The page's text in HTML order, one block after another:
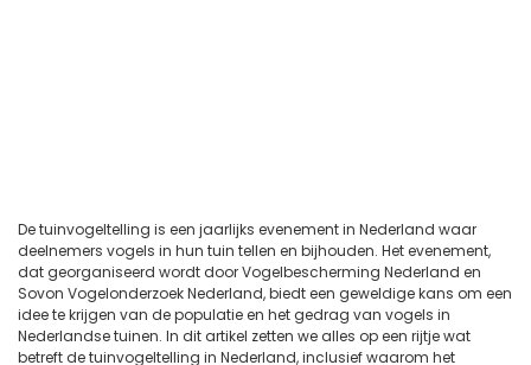
De tuinvogeltelling is een jaarlijks evenement in Nederland waar
deelnemers vogels in hun tuin tellen en bijhouden. Het evenement,
dat georganiseerd wordt door Vogelbescherming Nederland en
Sovon Vogelonderzoek Nederland, biedt een geweldige kans om een
idee te krijgen van de populatie en het gedrag van vogels in
Nederlandse tuinen. In dit artikel zetten we alles op een rijtje wat
betreft de tuinvogeltelling in Nederland, inclusief waarom het